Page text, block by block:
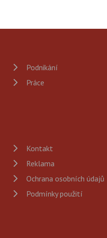
Podnikání
Práce
Kontakt
Reklama
Ochrana osobních údajů
Podmínky použití